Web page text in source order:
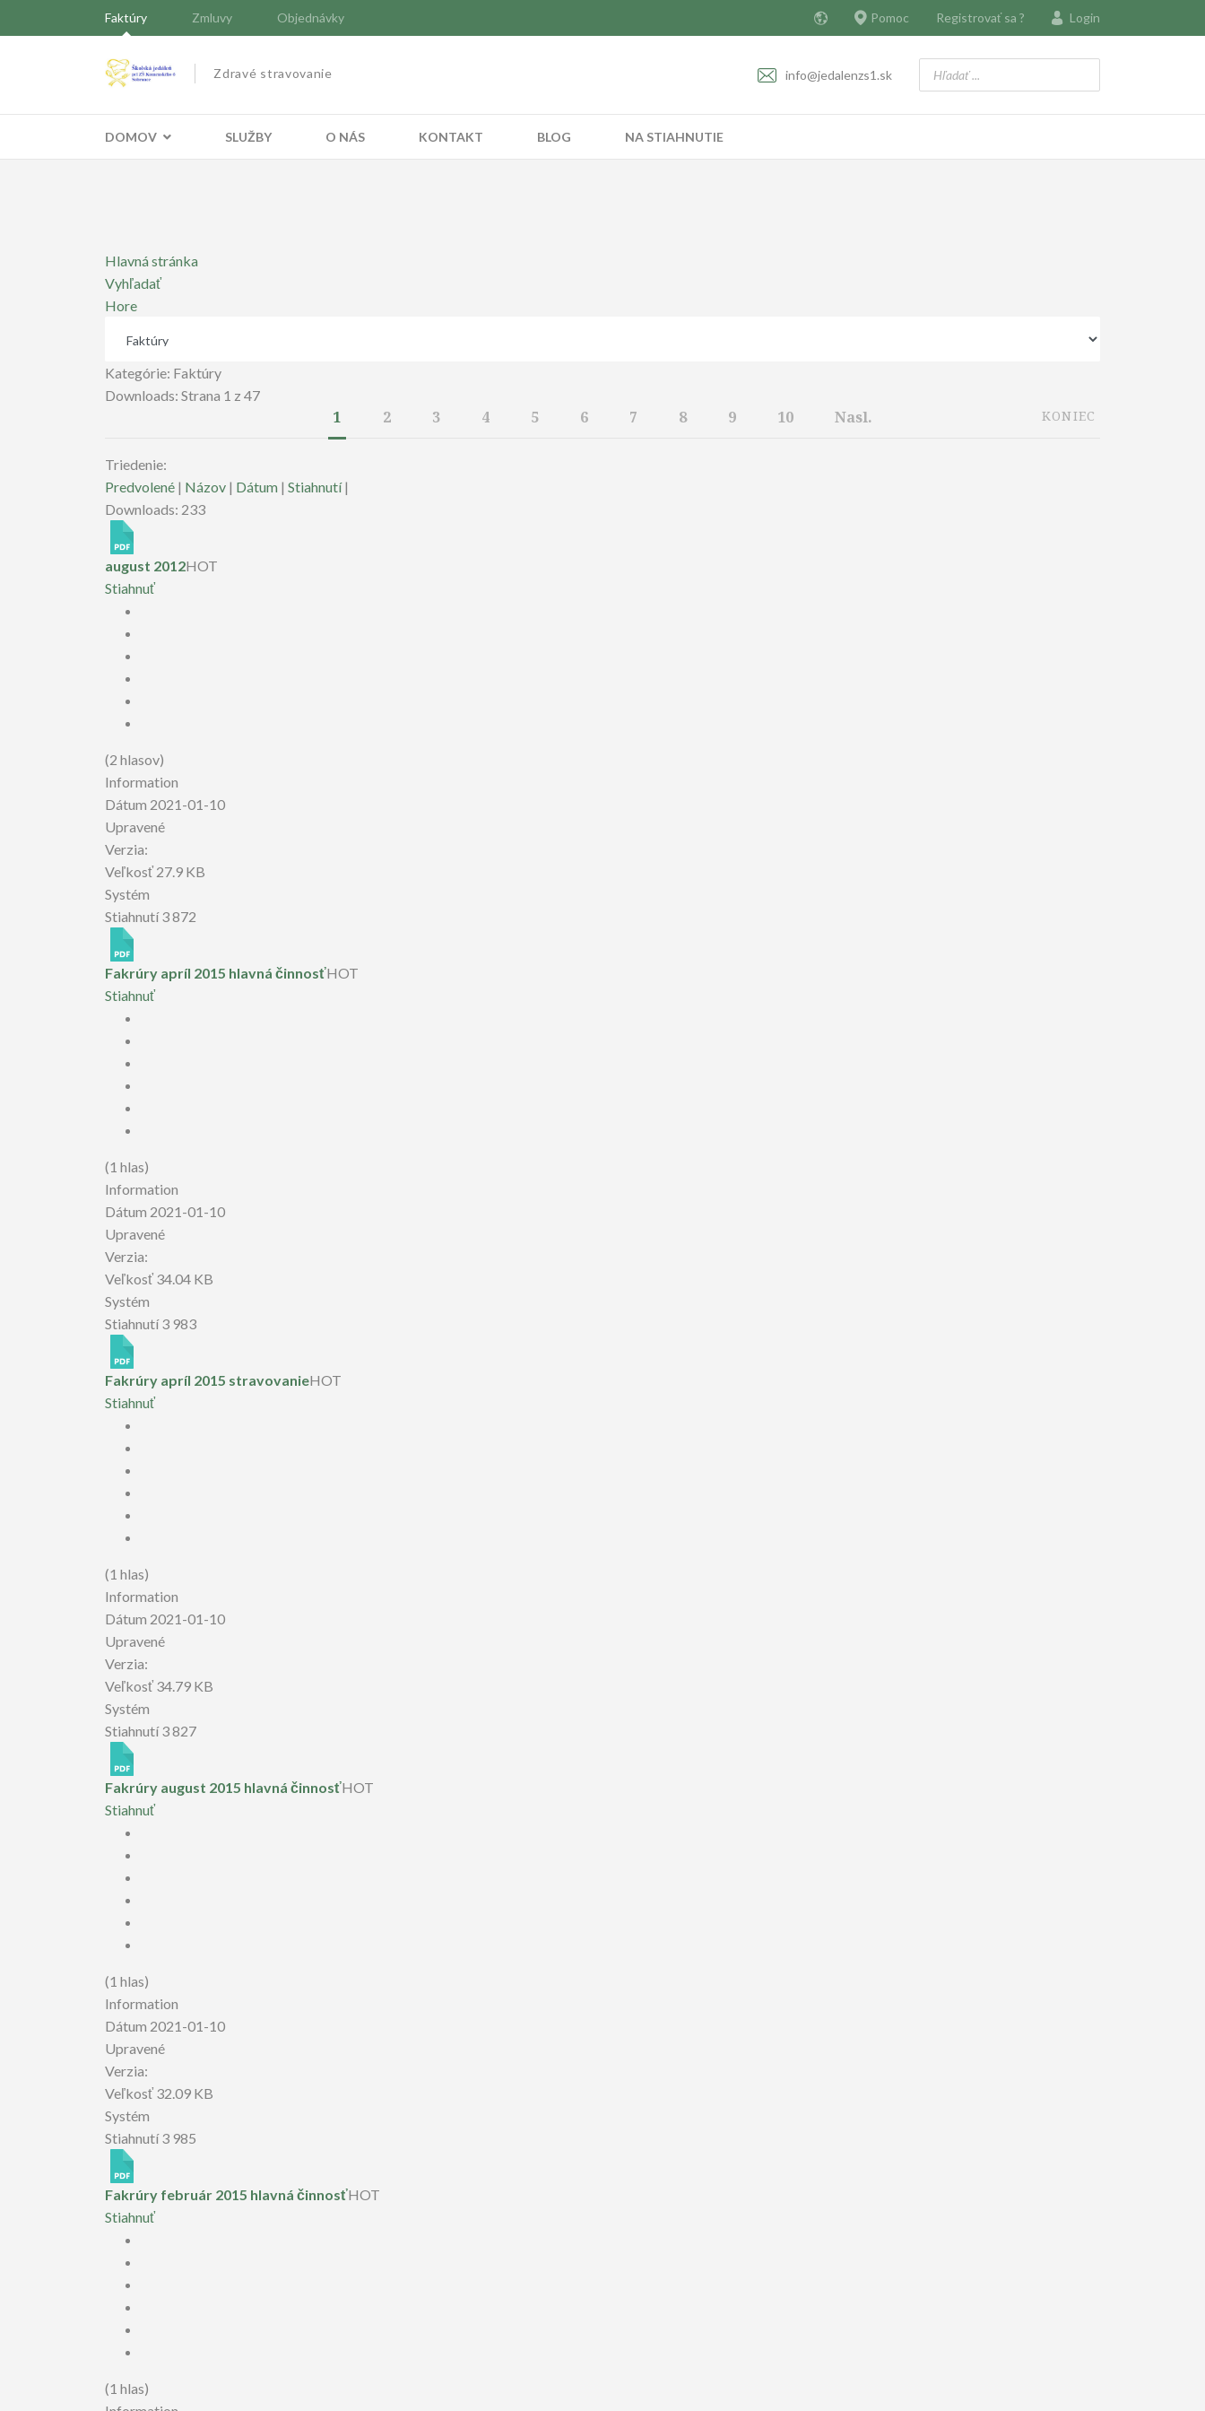
Faktúry Zmluvy Objednávky Pomoc Registrovať sa ? Login
Zdravé stravovanie info@jedalenzs1.sk
DOMOV SLUŽBY O NÁS KONTAKT BLOG NA STIAHNUTIE
Hlavná stránka
Vyhľadať
Hore
Kategórie: Faktúry
Downloads: Strana 1 z 47
1 2 3 4 5 6 7 8 9 10 Nasl. KONIEC
Triedenie:
Predvolené | Názov | Dátum | Stiahnutí|
Downloads: 233
august 2012HOT
Stiahnuť
(2 hlasov)
Information
Dátum 2021-01-10
Upravené
Verzia:
Veľkosť 27.9 KB
Systém
Stiahnutí 3 872
Fakrúry apríl 2015 hlavná činnosťHOT
Stiahnuť
(1 hlas)
Information
Dátum 2021-01-10
Upravené
Verzia:
Veľkosť 34.04 KB
Systém
Stiahnutí 3 983
Fakrúry apríl 2015 stravovanieHOT
Stiahnuť
(1 hlas)
Information
Dátum 2021-01-10
Upravené
Verzia:
Veľkosť 34.79 KB
Systém
Stiahnutí 3 827
Fakrúry august 2015 hlavná činnosťHOT
Stiahnuť
(1 hlas)
Information
Dátum 2021-01-10
Upravené
Verzia:
Veľkosť 32.09 KB
Systém
Stiahnutí 3 985
Fakrúry február 2015 hlavná činnosťHOT
Stiahnuť
(1 hlas)